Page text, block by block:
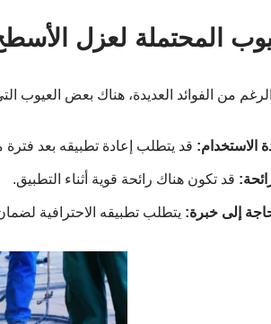
المحتملة لعزل
من الفوائد العديدة، هناك بعض العيوب
الاستخدام: قد يتطلب إعادة تطبيقه بعد فترة
قد تكون هناك رائحة قوية أثناء التطبيق.
إلى خبرة: يتطلب تطبيقه الاحترافية